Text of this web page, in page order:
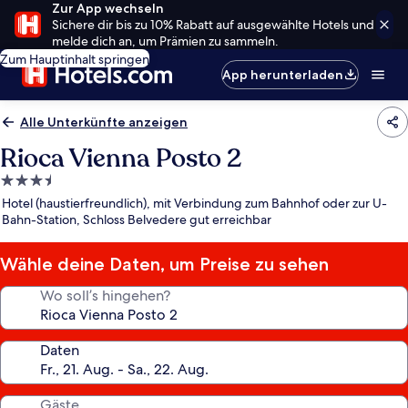
Zur App wechseln
Sichere dir bis zu 10% Rabatt auf ausgewählte Hotels und
melde dich an, um Prämien zu sammeln.
Zum Hauptinhalt springen
App herunterladen
Alle Unterkünfte anzeigen
Rioca Vienna Posto 2
3.5-
Sterne-
Unterkunft
Hotel (haustierfreundlich), mit Verbindung zum Bahnhof oder zur U-
Bahn-Station, Schloss Belvedere gut erreichbar
Wähle deine Daten, um Preise zu sehen
Wo soll’s hingehen?
Daten